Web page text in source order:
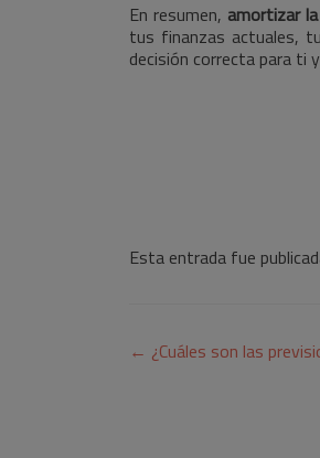
En resumen, amortizar
tus finanzas actuales,
decisión correcta para ti
Esta entrada fue
Navegación
← ¿Cuáles son las